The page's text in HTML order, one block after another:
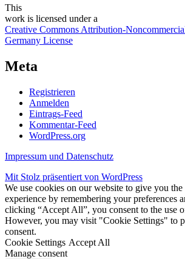
This
work is licensed under a
Creative Commons Attribution-
Germany License
Meta
Registrieren
Anmelden
Eintrags-Feed
Kommentar-Feed
WordPress.org
Impressum und Datenschutz
Mit Stolz präsentiert von WordPress
We use cookies on our website to give you the
experience by remembering your preferences
clicking “Accept All”, you consent to the use
However, you may visit "Cookie Settings" to
consent.
Cookie Settings Accept All
Manage consent